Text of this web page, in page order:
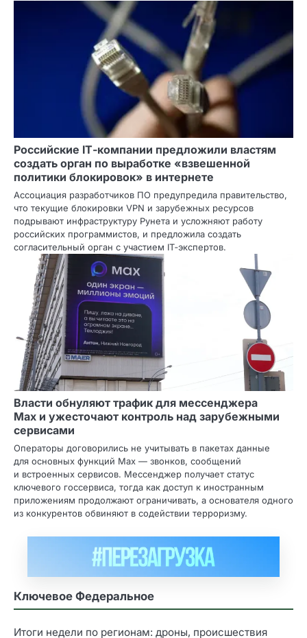
Российские IT‑компании предложили властям
создать орган по выработке «взвешенной
политики блокировок» в интернете
Ассоциация разработчиков ПО предупредила правительство,
что текущие блокировки VPN и зарубежных ресурсов
подрывают инфраструктуру Рунета и усложняют работу
российских программистов, и предложила создать
согласительный орган с участием IT‑экспертов.
Власти обнуляют трафик для мессенджера
Max и ужесточают контроль над зарубежными
сервисами
Операторы договорились не учитывать в пакетах данные
для основных функций Max — звонков, сообщений
и встроенных сервисов. Мессенджер получает статус
ключевого госсервиса, тогда как доступ к иностранным
приложениям продолжают ограничивать, а основателя одного
из конкурентов обвиняют в содействии терроризму.
Ключевое Федеральное
Итоги недели по регионам: дроны, происшествия